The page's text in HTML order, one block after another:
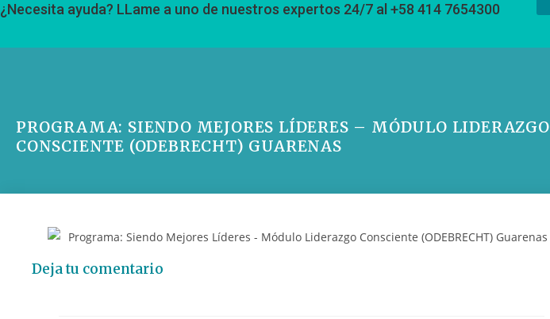
¿Necesita ayuda? LLame a uno de nuestros expertos 24/7 al +58 414 7654300
PROGRAMA: SIENDO MEJORES LÍDERES – MÓDULO LIDERAZGO
CONSCIENTE (ODEBRECHT) GUARENAS
Deja tu comentario